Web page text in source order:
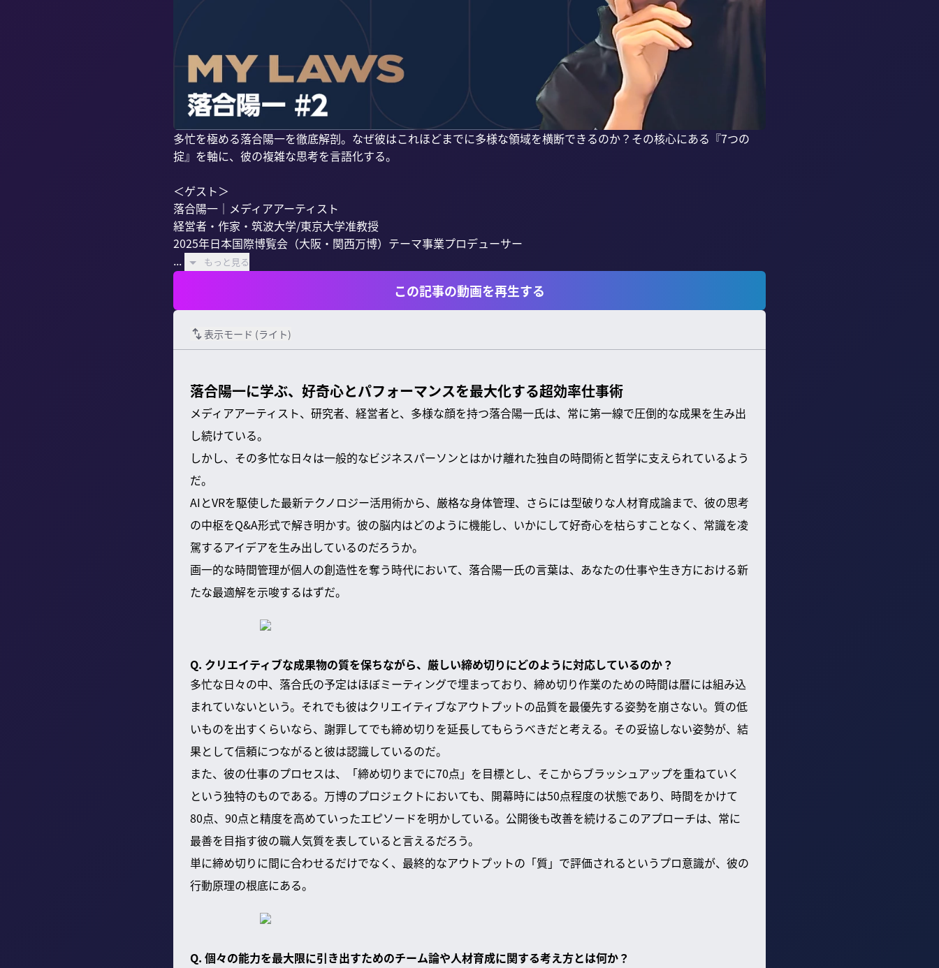
多忙を極める落合陽一を徹底解剖。なぜ彼はこれほどまでに多様な領域を横断できるのか？その核心にある『7つの
掟』を軸に、彼の複雑な思考を言語化する。
＜ゲスト＞
落合陽一｜メディアアーティスト
経営者・作家・筑波大学/東京大学准教授
2025年日本国際博覧会（大阪・関西万博）テーマ事業プロデューサー
...
もっと見る
この記事の動画を再生する
表示モード (ライト)
落合陽一に学ぶ、好奇心とパフォーマンスを最大化する超効率仕事術
メディアアーティスト、研究者、経営者と、多様な顔を持つ落合陽一氏は、常に第一線で圧倒的な成果を生み出
し続けている。
しかし、その多忙な日々は一般的なビジネスパーソンとはかけ離れた独自の時間術と哲学に支えられているよう
だ。
AIとVRを駆使した最新テクノロジー活用術から、厳格な身体管理、さらには型破りな人材育成論まで、彼の思考
の中枢をQ&A形式で解き明かす。彼の脳内はどのように機能し、いかにして好奇心を枯らすことなく、常識を凌
駕するアイデアを生み出しているのだろうか。
画一的な時間管理が個人の創造性を奪う時代において、落合陽一氏の言葉は、あなたの仕事や生き方における新
たな最適解を示唆するはずだ。
Q. クリエイティブな成果物の質を保ちながら、厳しい締め切りにどのように対応しているのか？
多忙な日々の中、落合氏の予定はほぼミーティングで埋まっており、締め切り作業のための時間は暦には組み込
まれていないという。それでも彼はクリエイティブなアウトプットの品質を最優先する姿勢を崩さない。質の低
いものを出すくらいなら、謝罪してでも締め切りを延長してもらうべきだと考える。その妥協しない姿勢が、結
果として信頼につながると彼は認識しているのだ。
また、彼の仕事のプロセスは、「締め切りまでに70点」を目標とし、そこからブラッシュアップを重ねていく
という独特のものである。万博のプロジェクトにおいても、開幕時には50点程度の状態であり、時間をかけて
80点、90点と精度を高めていったエピソードを明かしている。公開後も改善を続けるこのアプローチは、常に
最善を目指す彼の職人気質を表していると言えるだろう。
単に締め切りに間に合わせるだけでなく、最終的なアウトプットの「質」で評価されるというプロ意識が、彼の
行動原理の根底にある。
Q. 個々の能力を最大限に引き出すためのチーム論や人材育成に関する考え方とは何か？